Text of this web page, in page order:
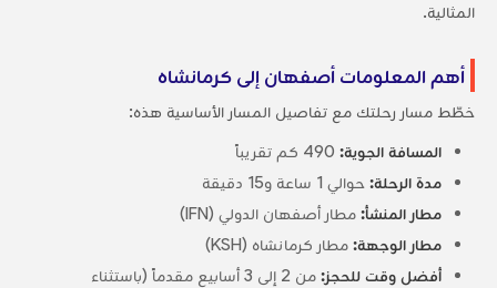
المثالية.
أهم المعلومات أصفهان إلى كرمانشاه
خطّط مسار رحلتك مع تفاصيل المسار الأساسية هذه:
المسافة الجوية:490 كم تقريباً
مدة الرحلة:حوالي 1 ساعة و15 دقيقة
مطار المنشأ:مطار أصفهان الدولي (IFN)
مطار الوجهة:مطار كرمانشاه (KSH)
أفضل وقت للحجز:
من 2 إلى 3 أسابيع مقدماً (باستثناء